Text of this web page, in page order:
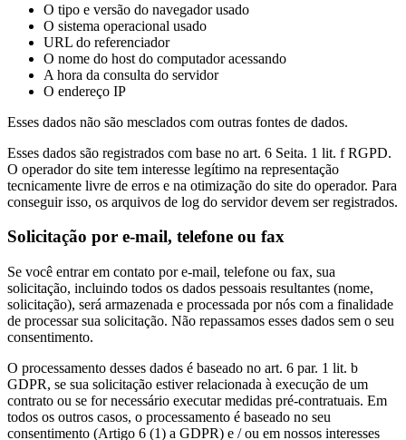
O tipo e versão do navegador usado
O sistema operacional usado
URL do referenciador
O nome do host do computador acessando
A hora da consulta do servidor
O endereço IP
Esses dados não são mesclados com outras fontes de dados.
Esses dados são registrados com base no art. 6 Seita. 1 lit. f RGPD.
O operador do site tem interesse legítimo na representação
tecnicamente livre de erros e na otimização do site do operador. Para
conseguir isso, os arquivos de log do servidor devem ser registrados.
Solicitação por e-mail, telefone ou fax
Se você entrar em contato por e-mail, telefone ou fax, sua
solicitação, incluindo todos os dados pessoais resultantes (nome,
solicitação), será armazenada e processada por nós com a finalidade
de processar sua solicitação. Não repassamos esses dados sem o seu
consentimento.
O processamento desses dados é baseado no art. 6 par. 1 lit. b
GDPR, se sua solicitação estiver relacionada à execução de um
contrato ou se for necessário executar medidas pré-contratuais. Em
todos os outros casos, o processamento é baseado no seu
consentimento (Artigo 6 (1) a GDPR) e / ou em nossos interesses